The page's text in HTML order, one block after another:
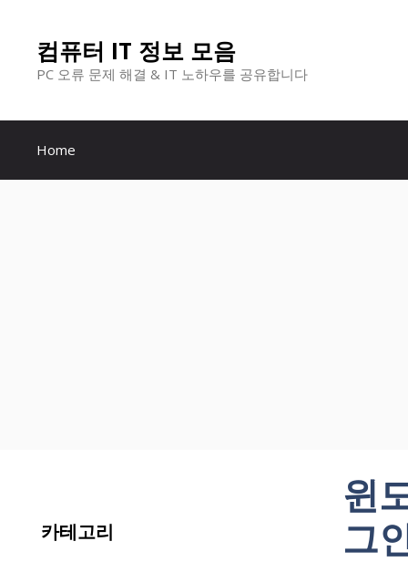
건
컴퓨터 IT 정보 모음
PC 오류 문제 해결 & IT 노하우를 공유합니다
Home
윈
그
카테고리